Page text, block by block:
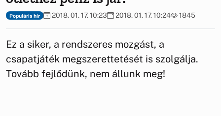
Populáris hír 2018. 01. 17. 10:23 2018. 01. 17. 10:24 1845
Ez a siker, a rendszeres mozgást, a
csapatjáték megszerettetését is szolgálja.
Tovább fejlődünk, nem állunk meg!